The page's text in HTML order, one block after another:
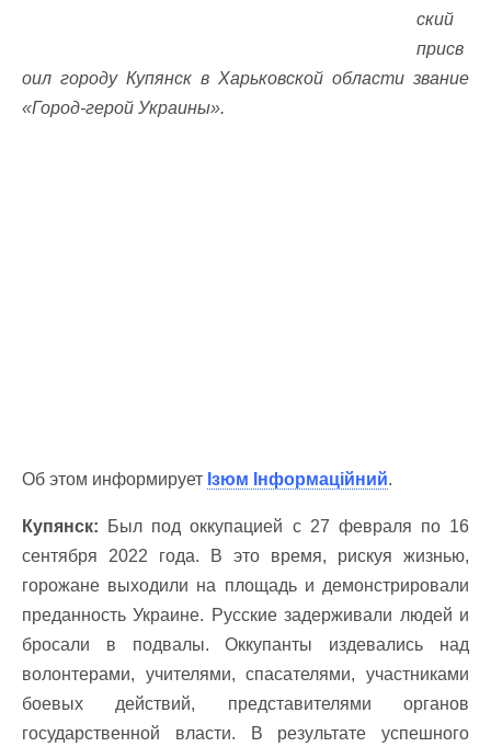
ский
присв
оил городу Купянск в Харьковской области звание
«Город-герой Украины».
Об этом информирует Ізюм Інформаційний.
Купянск: Был под оккупацией с 27 февраля по 16
сентября 2022 года. В это время, рискуя жизнью,
горожане выходили на площадь и демонстрировали
преданность Украине. Русские задерживали людей и
бросали в подвалы. Оккупанты издевались над
волонтерами, учителями, спасателями, участниками
боевых действий, представителями органов
государственной власти. В результате успешного